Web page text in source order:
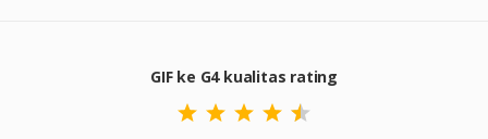
GIF ke G4 kualitas rating